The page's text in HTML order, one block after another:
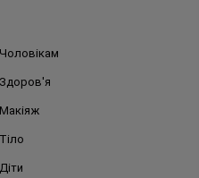
Чоловікам
Здоров'я
Макіяж
Тіло
Діти